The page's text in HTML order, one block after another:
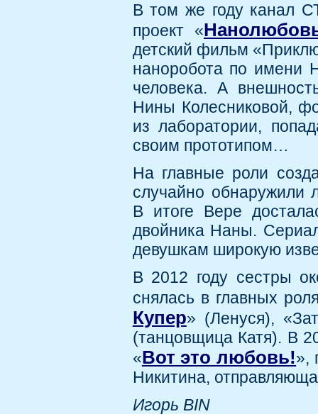
В том же году канал
проект «
детский фильм
наноробота по имени
человека. А
Нины Колесниковой,
из лаборатории,
своим прототипом…
На главные роли
случайно обнаружили
В итоге Вере
двойника Наны.
девушкам широкую
В 2012 году сестры
снялась в главных
Купер» (Ленуся),
(танцовщица Катя). В
«Вот это любовь!»,
Никитина,
Игорь BIN